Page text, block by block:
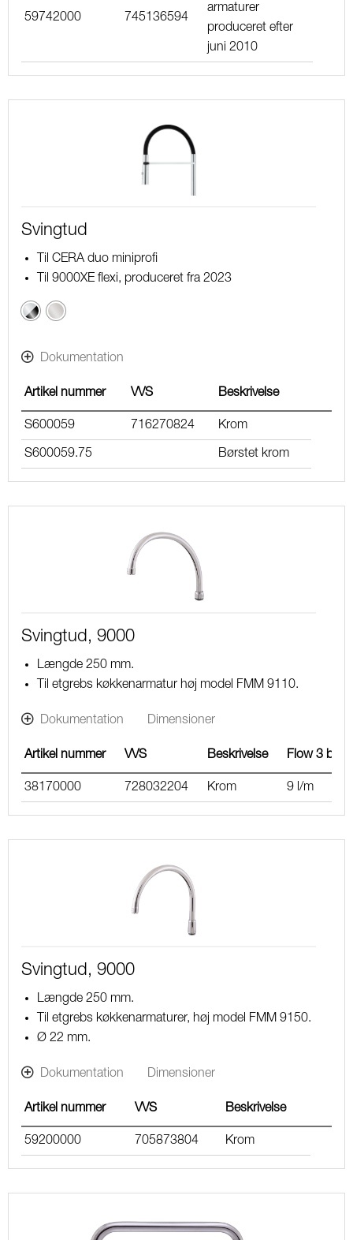
59742000 745136594
armaturer
produceret efter
juni 2010
Svingtud
Til CERA duo miniprofi
Til 9000XE flexi, produceret fra 2023
Krom
Sort
Børstet
Dokumentation
Artikel nummer VVS Beskrivelse
S600059 716270824 Krom
S600059.75 Børstet krom
Svingtud, 9000
Længde 250 mm.
Til etgrebs køkkenarmatur høj model FMM 9110.
Dokumentation Dimensioner
Artikel nummer VVS Beskrivelse Flow 3 bar
38170000 728032204 Krom 9 l/m
Svingtud, 9000
Længde 250 mm.
Til etgrebs køkkenarmaturer, høj model FMM 9150.
Ø 22 mm.
Dokumentation Dimensioner
Artikel nummer VVS Beskrivelse
59200000 705873804 Krom